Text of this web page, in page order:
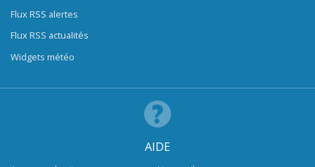
Flux RSS alertes
Flux RSS actualités
Widgets météo
AIDE